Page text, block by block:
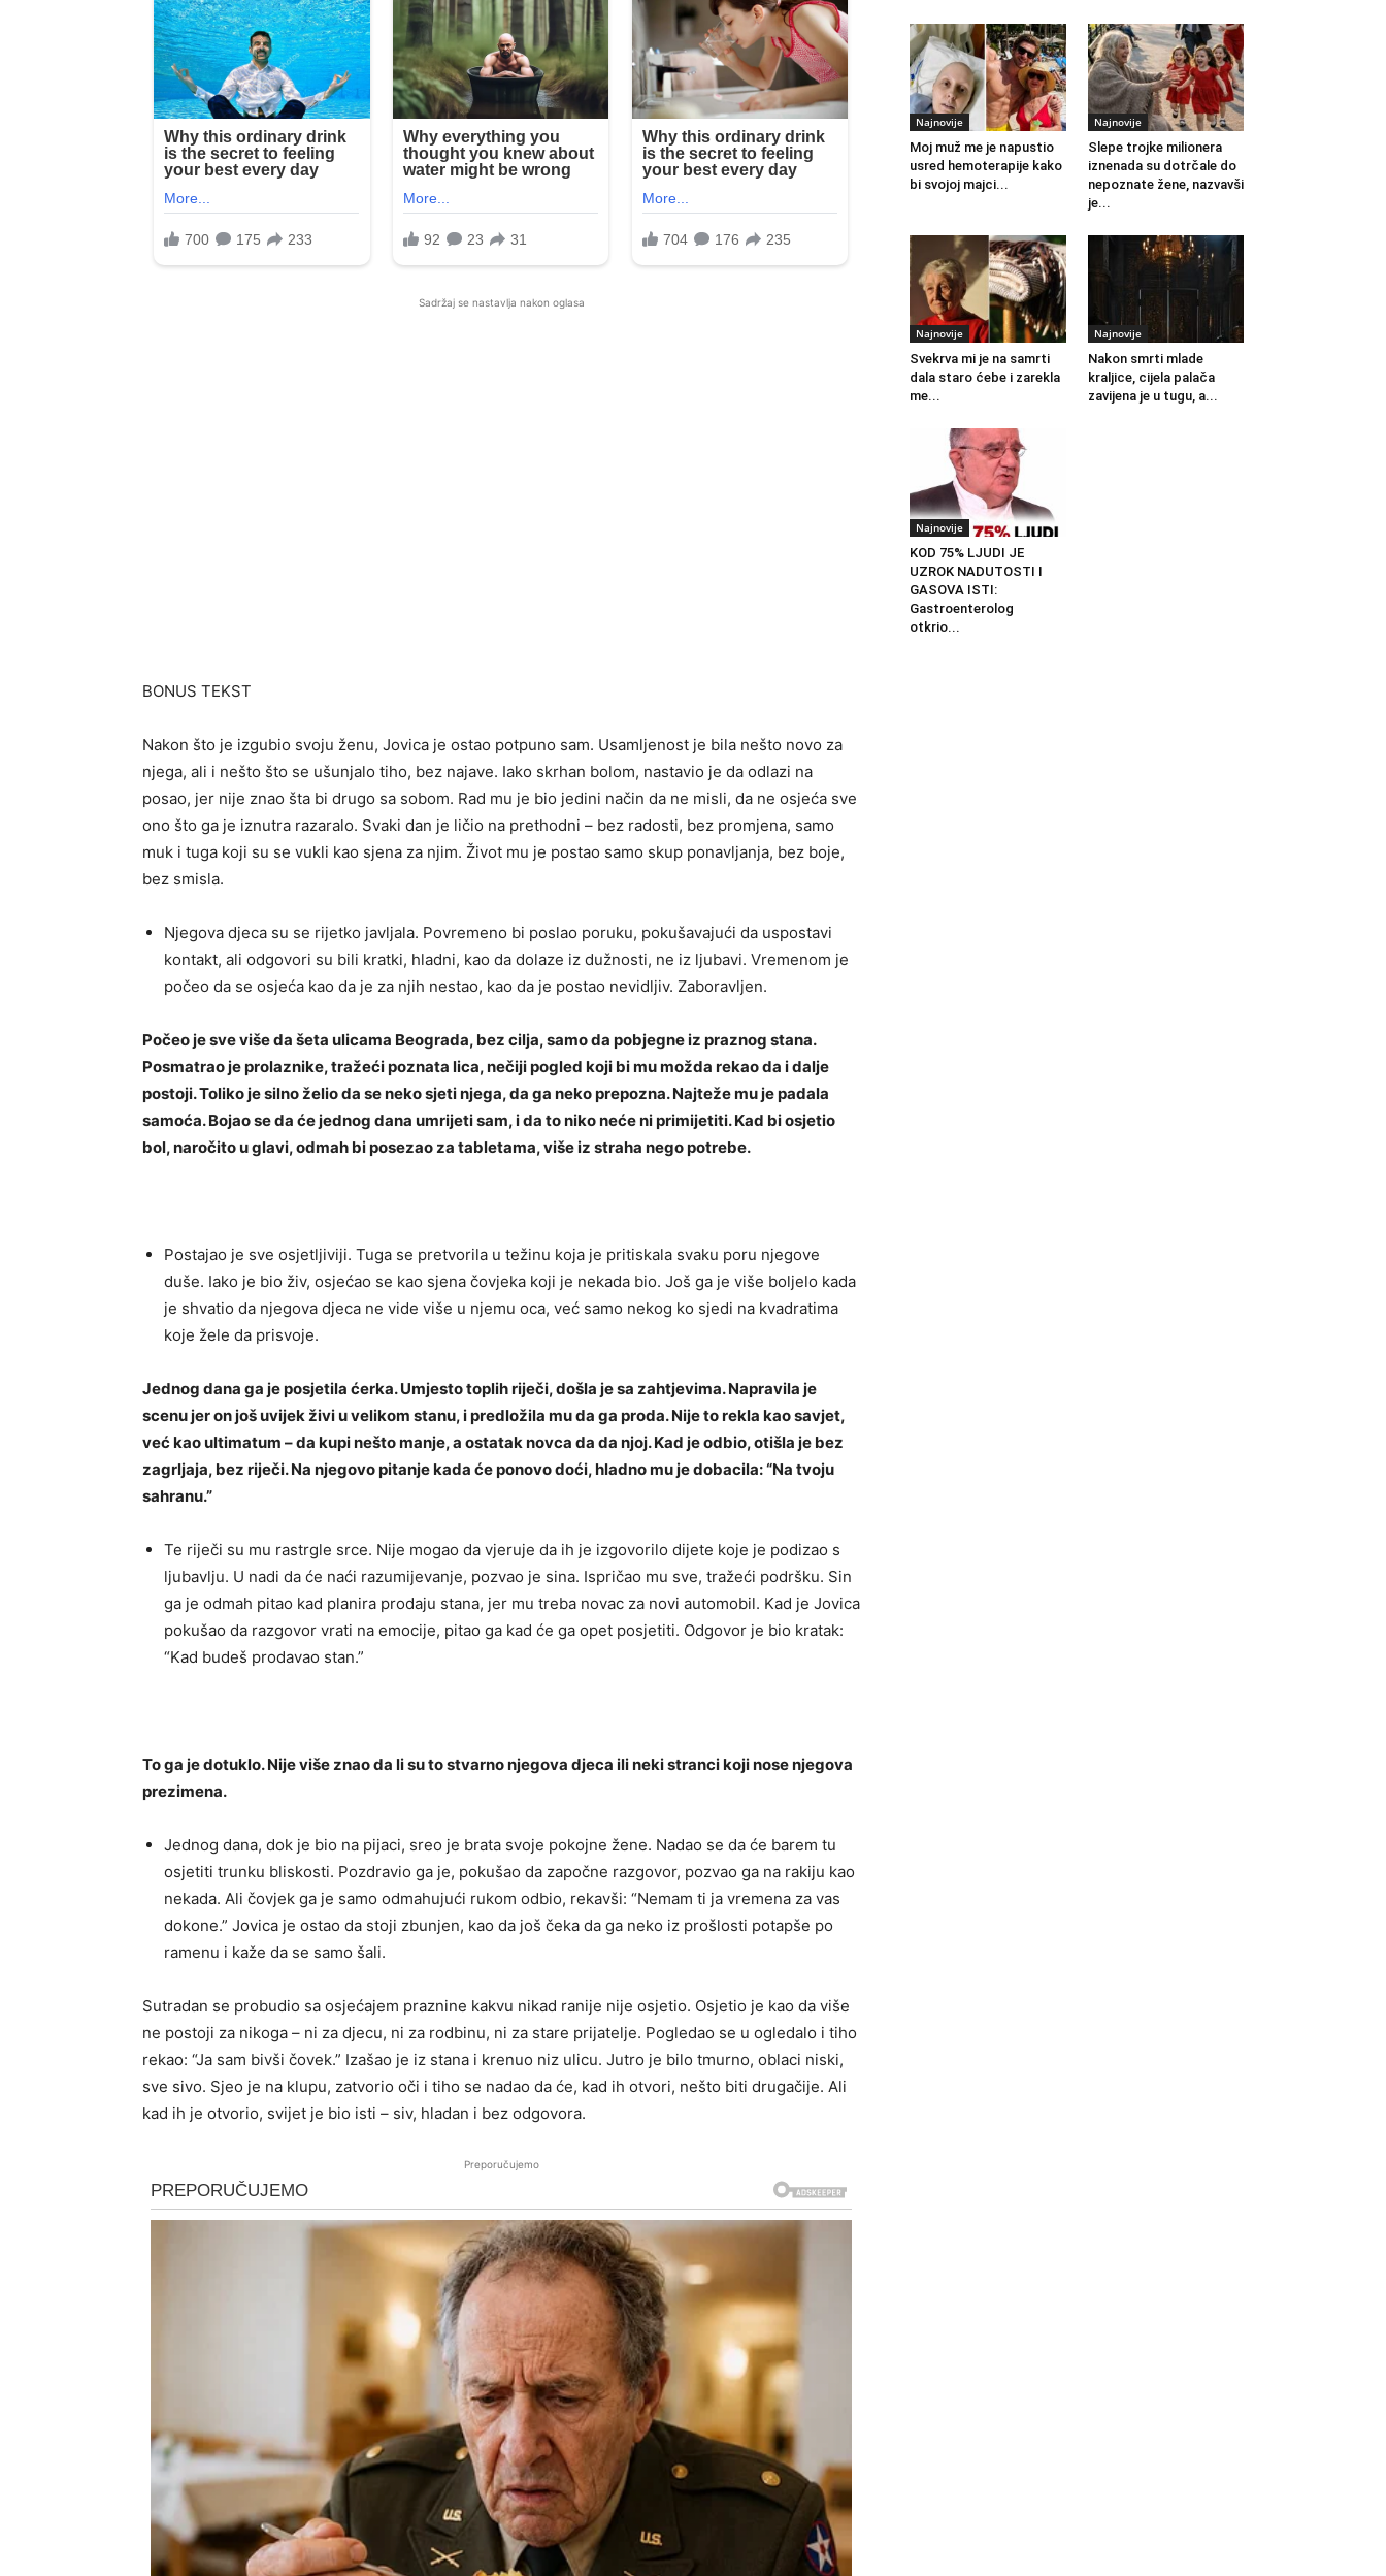
Sadržaj se nastavlja nakon oglasa
BONUS TEKST
Nakon što je izgubio svoju ženu, Jovica je ostao potpuno sam. Usamljenost je bila nešto novo za
njega, ali i nešto što se ušunjalo tiho, bez najave. Iako skrhan bolom, nastavio je da odlazi na
posao, jer nije znao šta bi drugo sa sobom. Rad mu je bio jedini način da ne misli, da ne osjeća sve
ono što ga je iznutra razaralo. Svaki dan je ličio na prethodni – bez radosti, bez promjena, samo
muk i tuga koji su se vukli kao sjena za njim. Život mu je postao samo skup ponavljanja, bez boje,
bez smisla.
Njegova djeca su se rijetko javljala. Povremeno bi poslao poruku, pokušavajući da uspostavi
kontakt, ali odgovori su bili kratki, hladni, kao da dolaze iz dužnosti, ne iz ljubavi. Vremenom je
počeo da se osjeća kao da je za njih nestao, kao da je postao nevidljiv. Zaboravljen.
Počeo je sve više da šeta ulicama Beograda, bez cilja, samo da pobjegne iz praznog stana.
Posmatrao je prolaznike, tražeći poznata lica, nečiji pogled koji bi mu možda rekao da i dalje
postoji. Toliko je silno želio da se neko sjeti njega, da ga neko prepozna. Najteže mu je padala
samoća. Bojao se da će jednog dana umrijeti sam, i da to niko neće ni primijetiti. Kad bi osjetio
bol, naročito u glavi, odmah bi posezao za tabletama, više iz straha nego potrebe.
Postajao je sve osjetljiviji. Tuga se pretvorila u težinu koja je pritiskala svaku poru njegove
duše. Iako je bio živ, osjećao se kao sjena čovjeka koji je nekada bio. Još ga je više boljelo kada
je shvatio da njegova djeca ne vide više u njemu oca, već samo nekog ko sjedi na kvadratima
koje žele da prisvoje.
Jednog dana ga je posjetila ćerka. Umjesto toplih riječi, došla je sa zahtjevima. Napravila je
scenu jer on još uvijek živi u velikom stanu, i predložila mu da ga proda. Nije to rekla kao savjet,
već kao ultimatum – da kupi nešto manje, a ostatak novca da da njoj. Kad je odbio, otišla je bez
zagrljaja, bez riječi. Na njegovo pitanje kada će ponovo doći, hladno mu je dobacila: “Na tvoju
sahranu.”
Te riječi su mu rastrgle srce. Nije mogao da vjeruje da ih je izgovorilo dijete koje je podizao s
ljubavlju. U nadi da će naći razumijevanje, pozvao je sina. Ispričao mu sve, tražeći podršku. Sin
ga je odmah pitao kad planira prodaju stana, jer mu treba novac za novi automobil. Kad je Jovica
pokušao da razgovor vrati na emocije, pitao ga kad će ga opet posjetiti. Odgovor je bio kratak:
“Kad budeš prodavao stan.”
To ga je dotuklo. Nije više znao da li su to stvarno njegova djeca ili neki stranci koji nose njegova
prezimena.
Jednog dana, dok je bio na pijaci, sreo je brata svoje pokojne žene. Nadao se da će barem tu
osjetiti trunku bliskosti. Pozdravio ga je, pokušao da započne razgovor, pozvao ga na rakiju kao
nekada. Ali čovjek ga je samo odmahujući rukom odbio, rekavši: “Nemam ti ja vremena za vas
dokone.” Jovica je ostao da stoji zbunjen, kao da još čeka da ga neko iz prošlosti potapše po
ramenu i kaže da se samo šali.
Sutradan se probudio sa osjećajem praznine kakvu nikad ranije nije osjetio. Osjetio je kao da više
ne postoji za nikoga – ni za djecu, ni za rodbinu, ni za stare prijatelje. Pogledao se u ogledalo i tiho
rekao: “Ja sam bivši čovek.” Izašao je iz stana i krenuo niz ulicu. Jutro je bilo tmurno, oblaci niski,
sve sivo. Sjeo je na klupu, zatvorio oči i tiho se nadao da će, kad ih otvori, nešto biti drugačije. Ali
kad ih je otvorio, svijet je bio isti – siv, hladan i bez odgovora.
Preporučujemo
Najnovije
Moj muž me je napustio
usred hemoterapije kako
bi svojoj majci...
Najnovije
Slepe trojke milionera
iznenada su dotrčale do
nepoznate žene, nazvavši
je...
Najnovije
Svekrva mi je na samrti
dala staro ćebe i zarekla
me...
Najnovije
Nakon smrti mlade
kraljice, cijela palača
zavijena je u tugu, a...
Najnovije
KOD 75% LJUDI JE
UZROK NADUTOSTI I
GASOVA ISTI:
Gastroenterolog
otkrio...